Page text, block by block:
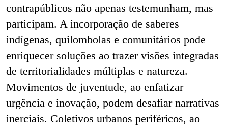
contrapúblicos não apenas testemunham, mas
participam. A incorporação de saberes
indígenas, quilombolas e comunitários pode
enriquecer soluções ao trazer visões integradas
de territorialidades múltiplas e natureza.
Movimentos de juventude, ao enfatizar
urgência e inovação, podem desafiar narrativas
inerciais. Coletivos urbanos periféricos, ao